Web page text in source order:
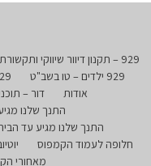
929 – תקנון דיוור שיווקי ותקשורת דיגיטלית
929 ילדים – טו בשב"ט
929 תנך
אודות
דור –
התנך שלנו
התנך שלנו מגיע עד
חלופה לעמוד הקמפוס
מאחורי